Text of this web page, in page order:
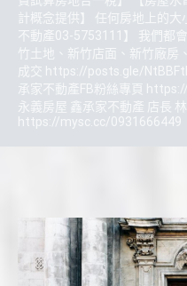
計概念提供】 任何房地上的
不動產03-5753111】 我們都
竹土地、新竹店面、新竹廠房
成交 https://posts.gle/
承家不動產FB粉絲專頁
永義房屋 鑫承家不動產 店長
https://mysc.cc/0931666449